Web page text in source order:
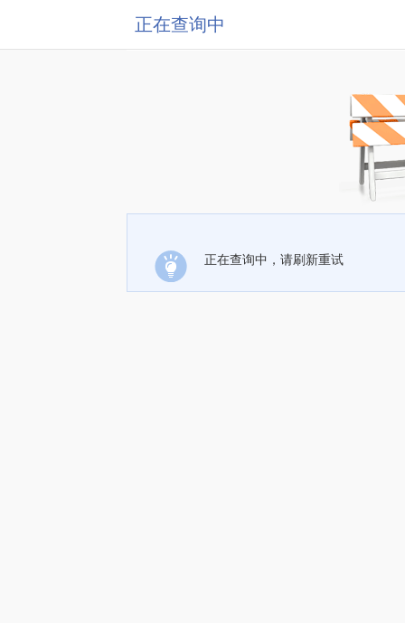
正在查询中
正在查询中，请刷新重试